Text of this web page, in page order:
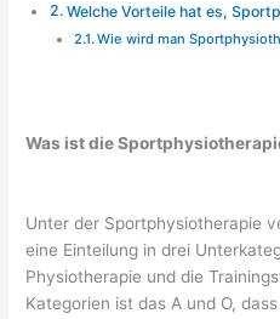
Welche Vorteile hat es,
Wie wird man
Was ist die
Unter der Sportphysiotherapie
eine Einteilung in drei
Physiotherapie und die
Kategorien ist das A und O,